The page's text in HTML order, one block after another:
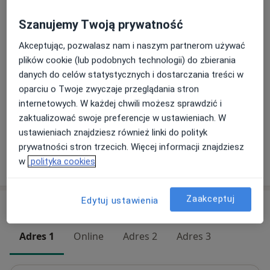
wad narządu rodnego, jak i płodu (w szczególności
3D/4D),
- zabiegi i operacje klasyczne i endoskopowe w
ginekologii - laparotomia, laparoskopia, histeroskopia:
polipy, mięśniaki, endometrioza, zrosty, korekcja
wrodzonych i nabytych wad narządu rodnego,
- prowadzenie ciąży i opiekę nad ciężarną i płodem w
ciążach patologicznych (włączając poronienia
nawracające, niewydolność cieśniowo-szyjkową, poród
przedwczesny, IUGR i inne)
granicą, na licznych kursach oraz stażach w zakresie
endoskopii, endokrynologii rozrodu, niepłodności oraz
ultrasonografii w ginekologii i położnictwie, czego
dowodem są uzyskane certyfikaty.
Dorobek naukowy obejmuje liczne publikacje,
Usunięcie wkładki + USG podglądowe
Szczegóły
USG owulacyjne
Szczegóły
+ 13 usług
W jaki sposób ustalane są ceny?
Adres 1 Online Adres 2 Adres 3
Szanujemy Twoją prywatność
Akceptując, pozwalasz nam i naszym partnerom używać
plików cookie (lub podobnych technologii) do zbierania
danych do celów statystycznych i dostarczania treści w
oparciu o Twoje zwyczaje przeglądania stron
internetowych. W każdej chwili możesz sprawdzić i
zaktualizować swoje preferencje w ustawieniach. W
ustawieniach znajdziesz również linki do polityk
prywatności stron trzecich. Więcej informacji znajdziesz
w polityka cookies
Edytuj ustawienia Zaakceptuj